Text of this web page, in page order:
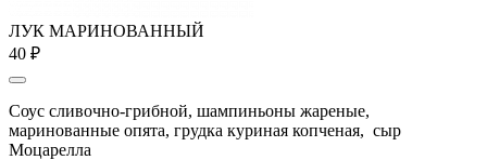
ЛУК МАРИНОВАННЫЙ
40 ₽
Соус сливочно-грибной, шампиньоны жареные,
маринованные опята, грудка куриная копченая, сыр
Моцарелла